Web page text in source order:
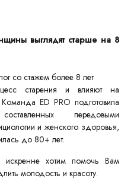
выглядят старше на 8
со стажем более 8 лет
старения и влияют на
ED PRO подготовила
передовыми
и женского здоровья,
до 80+ лет.
хотим помочь Вам
молодость и красоту.